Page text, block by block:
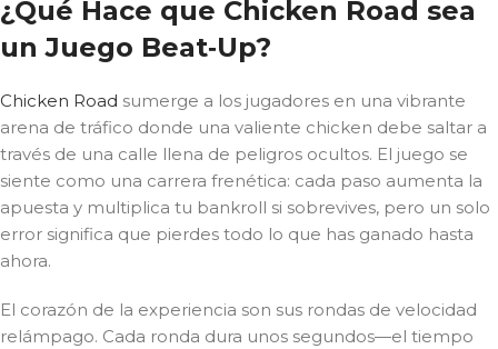
¿Qué Hace que Chicken Road sea
un Juego Beat‑Up?
Chicken Road sumerge a los jugadores en una vibrante
arena de tráfico donde una valiente chicken debe saltar a
través de una calle llena de peligros ocultos. El juego se
siente como una carrera frenética: cada paso aumenta la
apuesta y multiplica tu bankroll si sobrevives, pero un solo
error significa que pierdes todo lo que has ganado hasta
ahora.
El corazón de la experiencia son sus rondas de velocidad
relámpago. Cada ronda dura unos segundos—el tiempo